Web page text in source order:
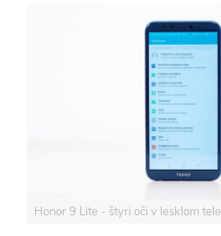
Honor 9 Lite - štyri oči v lesklom tele